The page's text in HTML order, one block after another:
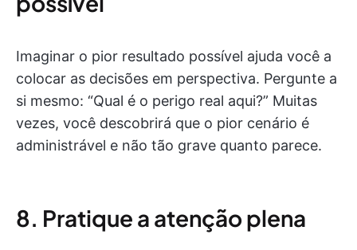
Imaginar o pior resultado possível ajuda você a
colocar as decisões em perspectiva. Pergunte a
si mesmo: “Qual é o perigo real aqui?” Muitas
vezes, você descobrirá que o pior cenário é
administrável e não tão grave quanto parece.
8. Pratique a atenção plena